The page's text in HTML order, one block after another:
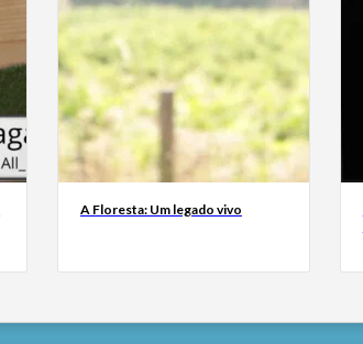
A Floresta: Um legado vivo